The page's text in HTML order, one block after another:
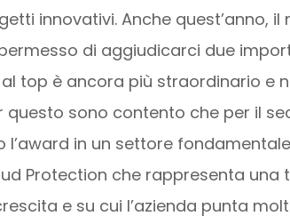
innovativi. Anche quest’anno,
di aggiudicarci due
top è ancora più straordinario e
questo sono contento che per il
l’award in un settore
Protection che rappresenta
e su cui l’azienda punta